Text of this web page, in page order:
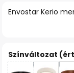
Envostar Kerio
Színváltozat